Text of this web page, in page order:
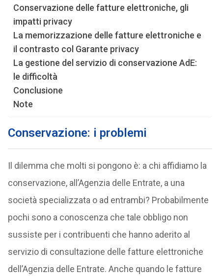
Conservazione delle fatture elettroniche, gli
impatti privacy
La memorizzazione delle fatture elettroniche e
il contrasto col Garante privacy
La gestione del servizio di conservazione AdE:
le difficoltà
Conclusione
Note
Conservazione: i problemi
Il dilemma che molti si pongono è: a chi affidiamo la
conservazione, all’Agenzia delle Entrate, a una
società specializzata o ad entrambi? Probabilmente
pochi sono a conoscenza che tale obbligo non
sussiste per i contribuenti che hanno aderito al
servizio di consultazione delle fatture elettroniche
dell’Agenzia delle Entrate. Anche quando le fatture